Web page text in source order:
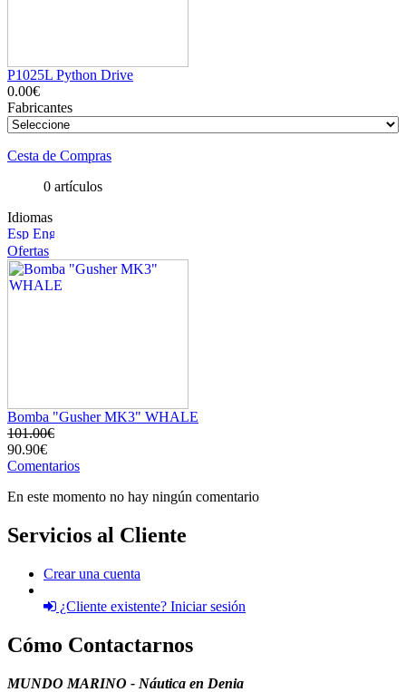
P1025L Python Drive
0.00€
Fabricantes
Cesta de Compras
0 artículos
Idiomas
Ofertas
Bomba "Gusher MK3" WHALE
101.00€
90.90€
Comentarios
En este momento no hay ningún comentario
Servicios al Cliente
Crear una cuenta
¿Cliente existente? Iniciar sesión
Cómo Contactarnos
MUNDO MARINO - Náutica en Denia